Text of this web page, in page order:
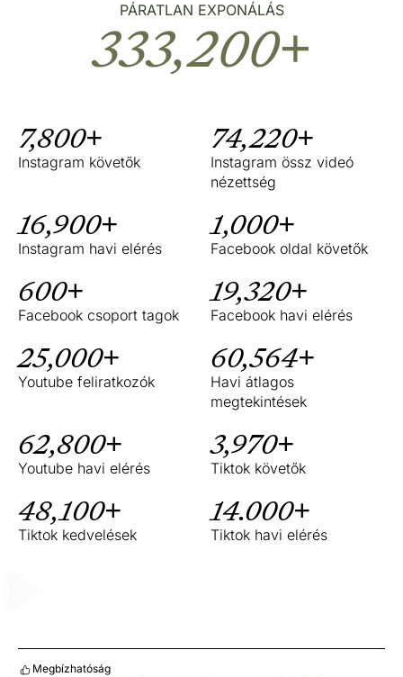
PÁRATLAN EXPONÁLÁS
333,200+
7,800+
Instagram követők
74,220+
Instagram össz videó
nézettség
16,900+
Instagram havi elérés
1,000+
Facebook oldal követők
600+
Facebook csoport tagok
19,320+
Facebook havi elérés
25,000+
Youtube feliratkozók
60,564+
Havi átlagos
megtekintések
62,800+
Youtube havi elérés
3,970+
Tiktok követők
48,100+
Tiktok kedvelések
14.000+
Tiktok havi elérés
Megbízhatóság